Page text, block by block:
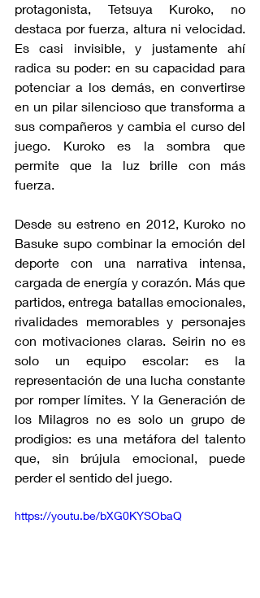
protagonista, Tetsuya Kuroko, no
destaca por fuerza, altura ni velocidad.
Es casi invisible, y justamente ahí
radica su poder: en su capacidad para
potenciar a los demás, en convertirse
en un pilar silencioso que transforma a
sus compañeros y cambia el curso del
juego. Kuroko es la sombra que
permite que la luz brille con más
fuerza.
Desde su estreno en 2012, Kuroko no
Basuke supo combinar la emoción del
deporte con una narrativa intensa,
cargada de energía y corazón. Más que
partidos, entrega batallas emocionales,
rivalidades memorables y personajes
con motivaciones claras. Seirin no es
solo un equipo escolar: es la
representación de una lucha constante
por romper límites. Y la Generación de
los Milagros no es solo un grupo de
prodigios: es una metáfora del talento
que, sin brújula emocional, puede
perder el sentido del juego.
https://youtu.be/bXG0KYSObaQ